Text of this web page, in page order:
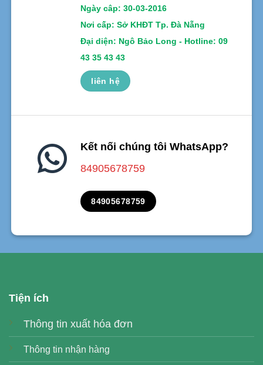
Ngày câp: 30-03-2016
Nơi cấp: Sở KHĐT Tp. Đà Nẵng
Đại diện: Ngô Bảo Long - Hotline: 09
43 35 43 43
liên hệ
Kết nối chúng tôi WhatsApp?
84905678759
84905678759
Tiện ích
Thông tin xuất hóa đơn
Thông tin nhận hàng